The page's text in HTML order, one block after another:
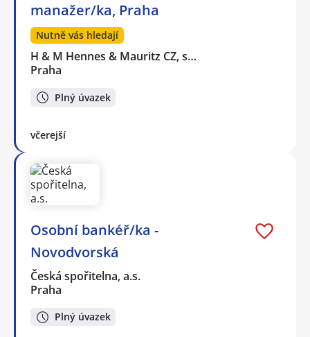
manažer/ka, Praha
Nutně vás hledají
H & M Hennes & Mauritz CZ, s…
Praha
Plný úvazek
včerejší
Osobní bankéř/ka -
Novodvorská
Česká spořitelna, a.s.
Praha
Plný úvazek